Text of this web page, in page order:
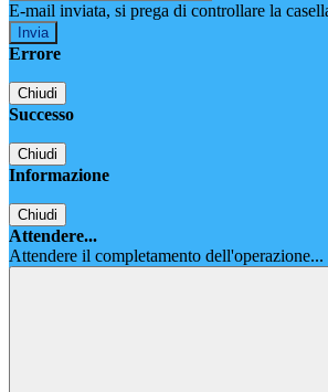
E-mail inviata, si prega di controllare la
Errore
Chiudi
Successo
Chiudi
Informazione
Chiudi
Attendere...
Attendere il completamento dell'operazione...